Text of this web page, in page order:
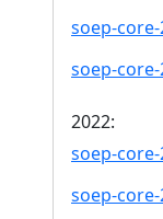
soep-
soep-
2022:
soep-core-
soep-